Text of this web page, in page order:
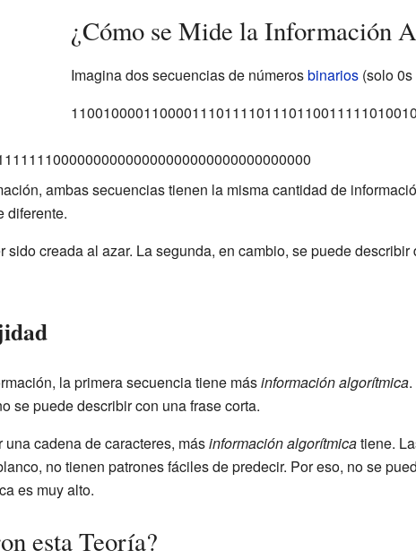
¿Cómo se Mide la Información
Imagina dos secuencias de númerosbinarios(solo 0s
ambas secuencias tienen la misma cantidad de
diferente.
creada al azar. La segunda, en cambio, se puede describir
la primera secuencia tiene másinformación algorítmica.
se puede describir con una frase corta.
cadena de caracteres, másinformación algorítmicatiene.
no tienen patrones fáciles de predecir. Por eso, no se
es muy alto.
esta Teoría?